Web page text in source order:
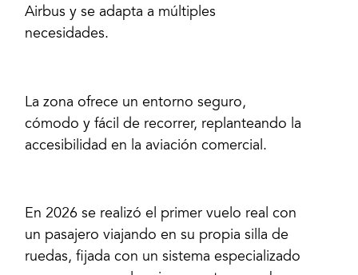
Airbus y se adapta a múltiples
necesidades.
La zona ofrece un entorno seguro,
cómodo y fácil de recorrer, replanteando la
accesibilidad en la aviación comercial.
En 2026 se realizó el primer vuelo real con
un pasajero viajando en su propia silla de
ruedas, fijada con un sistema especializado